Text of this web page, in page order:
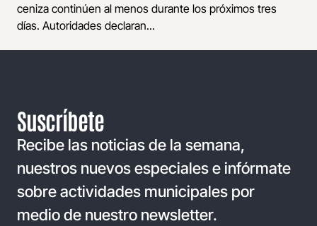
ceniza continúen al menos durante los próximos tres
días. Autoridades declaran...
Suscríbete
Recibe las noticias de la semana,
nuestros nuevos especiales e infórmate
sobre actividades municipales por
medio de nuestro newsletter.